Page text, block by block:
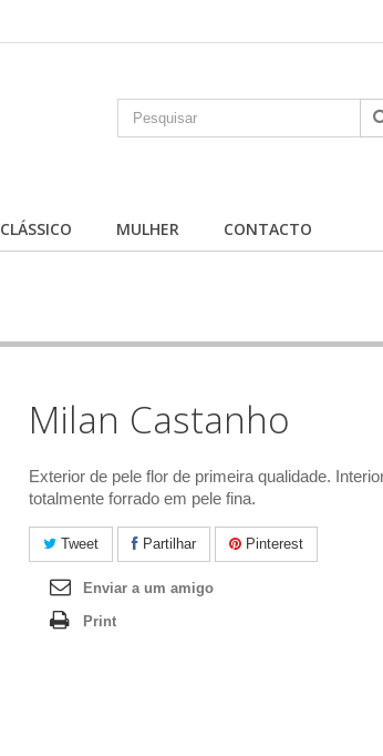
CLÁSSICO MULHER CONTACTO
Milan Castanho
Exterior de pele flor de primeira qualidade.
totalmente forrado em pele fina.
Tweet Partilhar Pinterest
Enviar a um amigo
Print